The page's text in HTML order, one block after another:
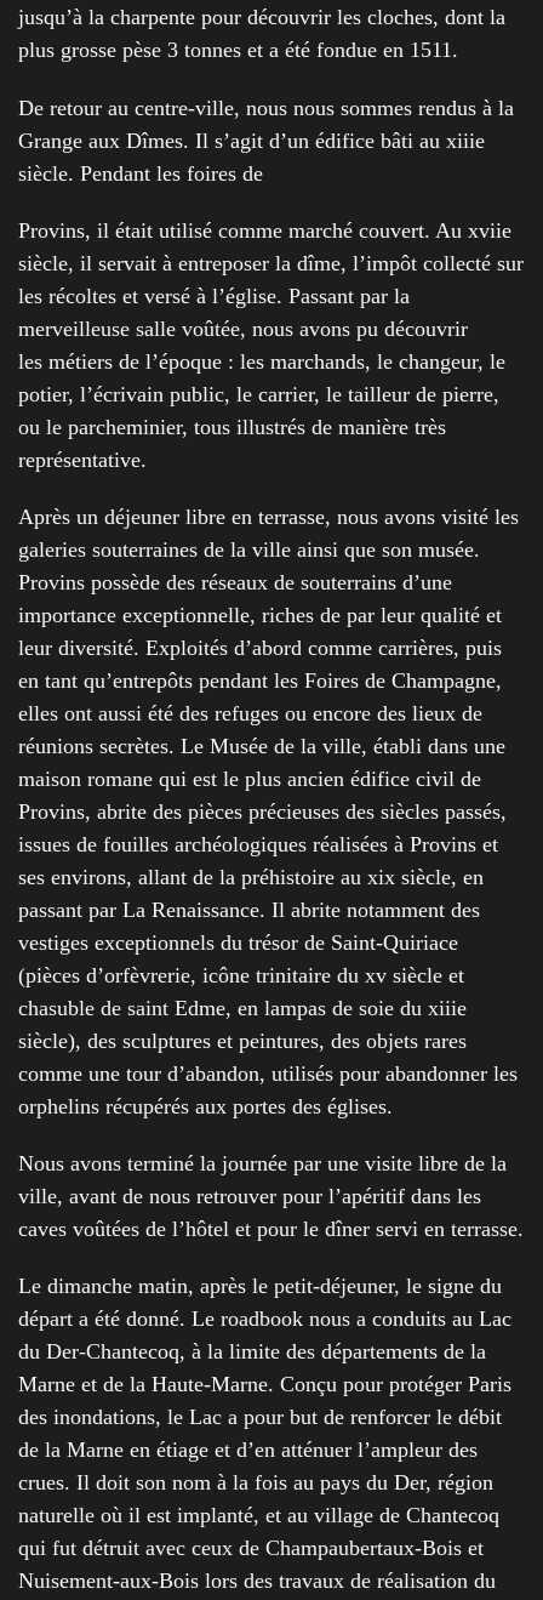
jusqu’à la charpente pour découvrir les cloches, dont la
plus grosse pèse 3 tonnes et a été fondue en 1511.
De retour au centre-ville, nous nous sommes rendus à la
Grange aux Dîmes. Il s’agit d’un édifice bâti au xiiie
siècle. Pendant les foires de
Provins, il était utilisé comme marché couvert. Au xviie
siècle, il servait à entreposer la dîme, l’impôt collecté sur
les récoltes et versé à l’église. Passant par la
merveilleuse salle voûtée, nous avons pu découvrir
les métiers de l’époque : les marchands, le changeur, le
potier, l’écrivain public, le carrier, le tailleur de pierre,
ou le parcheminier, tous illustrés de manière très
représentative.
Après un déjeuner libre en terrasse, nous avons visité les
galeries souterraines de la ville ainsi que son musée.
Provins possède des réseaux de souterrains d’une
importance exceptionnelle, riches de par leur qualité et
leur diversité. Exploités d’abord comme carrières, puis
en tant qu’entrepôts pendant les Foires de Champagne,
elles ont aussi été des refuges ou encore des lieux de
réunions secrètes. Le Musée de la ville, établi dans une
maison romane qui est le plus ancien édifice civil de
Provins, abrite des pièces précieuses des siècles passés,
issues de fouilles archéologiques réalisées à Provins et
ses environs, allant de la préhistoire au xix siècle, en
passant par La Renaissance. Il abrite notamment des
vestiges exceptionnels du trésor de Saint-Quiriace
(pièces d’orfèvrerie, icône trinitaire du xv siècle et
chasuble de saint Edme, en lampas de soie du xiiie
siècle), des sculptures et peintures, des objets rares
comme une tour d’abandon, utilisés pour abandonner les
orphelins récupérés aux portes des églises.
Nous avons terminé la journée par une visite libre de la
ville, avant de nous retrouver pour l’apéritif dans les
caves voûtées de l’hôtel et pour le dîner servi en terrasse.
Le dimanche matin, après le petit-déjeuner, le signe du
départ a été donné. Le roadbook nous a conduits au Lac
du Der-Chantecoq, à la limite des départements de la
Marne et de la Haute-Marne. Conçu pour protéger Paris
des inondations, le Lac a pour but de renforcer le débit
de la Marne en étiage et d’en atténuer l’ampleur des
crues. Il doit son nom à la fois au pays du Der, région
naturelle où il est implanté, et au village de Chantecoq
qui fut détruit avec ceux de Champaubertaux-Bois et
Nuisement-aux-Bois lors des travaux de réalisation du